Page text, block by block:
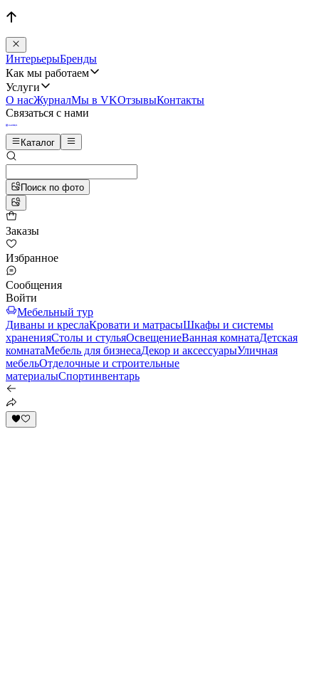
ИнтерьерыБренды
Как мы работаем
Услуги
О насЖурналМы в VKОтзывыКонтакты
Связаться с нами
Каталог
Поиск по фото
Заказы
Избранное
Сообщения
Войти
Мебельный тур
Диваны и креслаКровати и матрасыШкафы и системы
храненияСтолы и стульяОсвещениеВанная комнатаДетская
комнатаМебель для бизнесаДекор и аксессуарыУличная
мебельОтделочные и строительные
материалыСпортинвентарь